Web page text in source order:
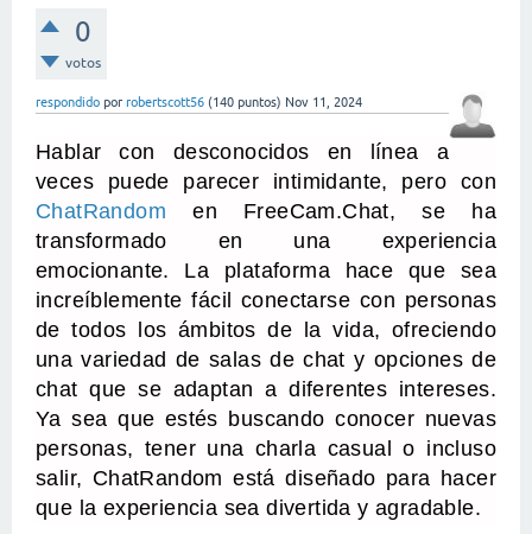
0
votos
respondido por robertscott56 (140 puntos) Nov 11, 2024
Hablar con desconocidos en línea a
veces puede parecer intimidante, pero con
ChatRandom en FreeCam.Chat, se ha
transformado en una experiencia
emocionante. La plataforma hace que sea
increíblemente fácil conectarse con personas
de todos los ámbitos de la vida, ofreciendo
una variedad de salas de chat y opciones de
chat que se adaptan a diferentes intereses.
Ya sea que estés buscando conocer nuevas
personas, tener una charla casual o incluso
salir, ChatRandom está diseñado para hacer
que la experiencia sea divertida y agradable.